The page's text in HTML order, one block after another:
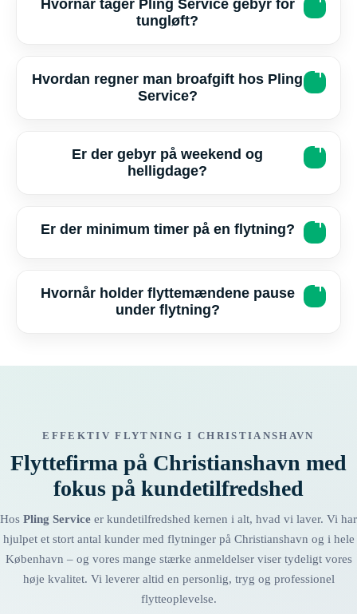
Hvornår tager Pling Service gebyr for
tungløft?
Hvordan regner man broafgift hos Pling
Service?
Er der gebyr på weekend og
helligdage?
Er der minimum timer på en flytning?
Hvornår holder flyttemændene pause
under flytning?
EFFEKTIV FLYTNING I CHRISTIANSHAVN
Flyttefirma på Christianshavn med
fokus på kundetilfredshed
Hos Pling Service er kundetilfredshed kernen i alt, hvad vi laver. Vi har
hjulpet et stort antal kunder med flytninger på Christianshavn og i hele
København – og vores mange stærke anmeldelser viser tydeligt vores
høje kvalitet. Vi leverer altid en personlig, tryg og professionel
flytteoplevelse.